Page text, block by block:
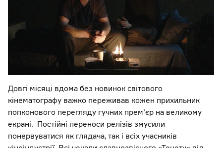
Довгі місяці вдома без новинок світового
кінематографу важко переживав кожен прихильник
попконового перегляду гучних прем’єр на великому
екрані. Постійні переноси релізів змусили
понервуватися як глядача, так і всіх учасників